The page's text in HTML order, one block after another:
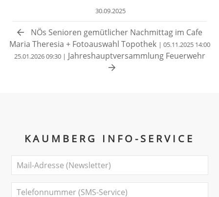
30.09.2025
NÖs Senioren gemütlicher Nachmittag im Cafe
Maria Theresia + Fotoauswahl Topothek | 05.11.2025 14:00
25.01.2026 09:30 | Jahreshauptversammlung Feuerwehr
KAUMBERG INFO-SERVICE